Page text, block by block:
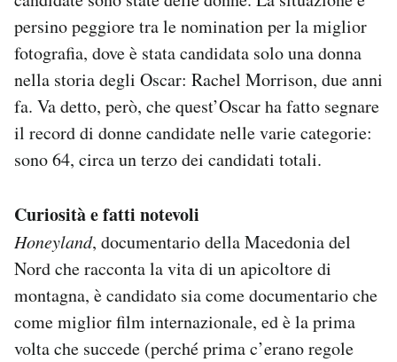
persino peggiore tra le nomination per la miglior
fotografia, dove è stata candidata solo una donna
nella storia degli Oscar: Rachel Morrison, due anni
fa. Va detto, però, che quest’Oscar ha fatto segnare
il record di donne candidate nelle varie categorie:
sono 64, circa un terzo dei candidati totali.
Curiosità e fatti notevoli
Honeyland, documentario della Macedonia del
Nord che racconta la vita di un apicoltore di
montagna, è candidato sia come documentario che
come miglior film internazionale, ed è la prima
volta che succede (perché prima c’erano regole